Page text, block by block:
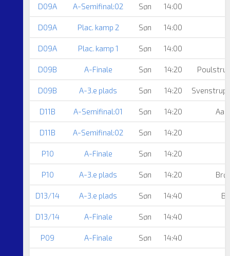
D09A A-Semifinal:02 Søn 14:00
D09A Plac. kamp 2 Søn 14:00
D09A Plac. kamp 1 Søn 14:00
D09B A-Finale Søn 14:20
D09B A-3.e plads Søn 14:20 Svenstrup
D11B A-Semifinal:01 Søn 14:20
D11B A-Semifinal:02 Søn 14:20
P10 A-Finale Søn 14:20
P10 A-3.e plads Søn 14:20
D13/14 A-3.e plads Søn 14:40
D13/14 A-Finale Søn 14:40
P09 A-Finale Søn 14:40